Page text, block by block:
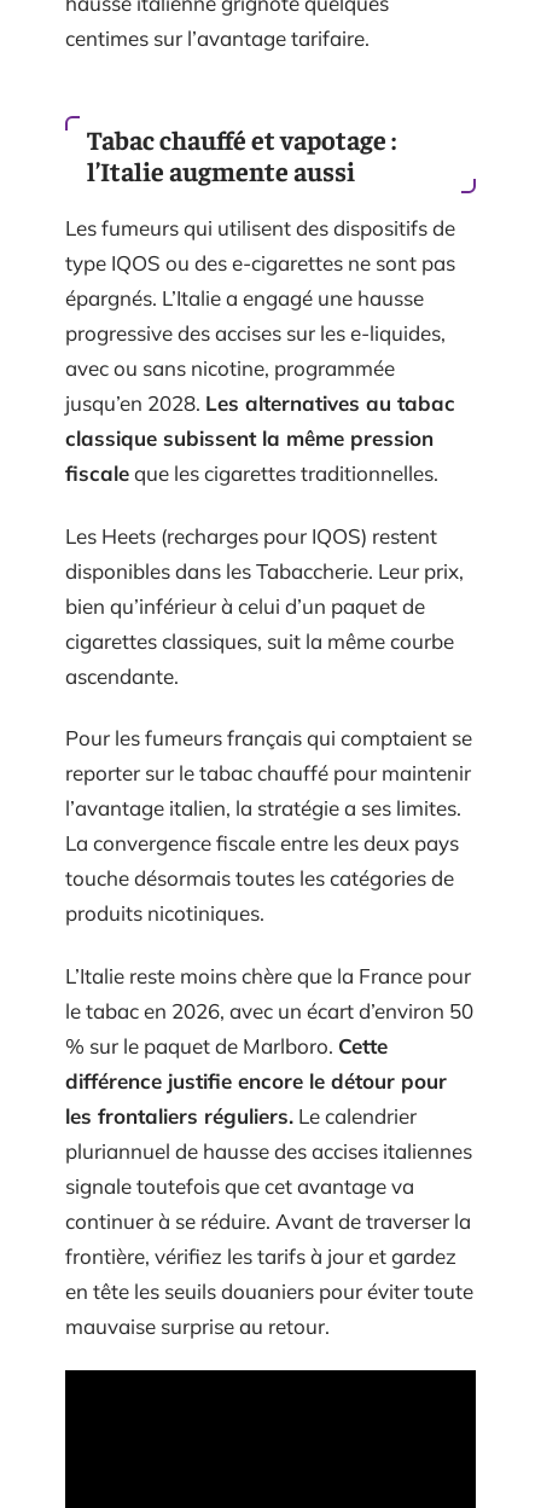
centimes sur l’avantage tarifaire.
Tabac chauffé et vapotage :
l’Italie augmente aussi
Les fumeurs qui utilisent des dispositifs de
type IQOS ou des e-cigarettes ne sont pas
épargnés. L’Italie a engagé une hausse
progressive des accises sur les e-liquides,
avec ou sans nicotine, programmée
jusqu’en 2028. Les alternatives au tabac
classique subissent la même pression
fiscaleque les cigarettes traditionnelles.
Les Heets (recharges pour IQOS) restent
disponibles dans les Tabaccherie. Leur prix,
bien qu’inférieur à celui d’un paquet de
cigarettes classiques, suit la même courbe
ascendante.
Pour les fumeurs français qui comptaient se
reporter sur le tabac chauffé pour maintenir
l’avantage italien, la stratégie a ses limites.
La convergence fiscale entre les deux pays
touche désormais toutes les catégories de
produits nicotiniques.
L’Italie reste moins chère que la France pour
le tabac en 2026, avec un écart d’environ 50
% sur le paquet de Marlboro. Cette
différence justifie encore le détour pour
les frontaliers réguliers. Le calendrier
pluriannuel de hausse des accises italiennes
signale toutefois que cet avantage va
continuer à se réduire. Avant de traverser la
frontière, vérifiez les tarifs à jour et gardez
en tête les seuils douaniers pour éviter toute
mauvaise surprise au retour.